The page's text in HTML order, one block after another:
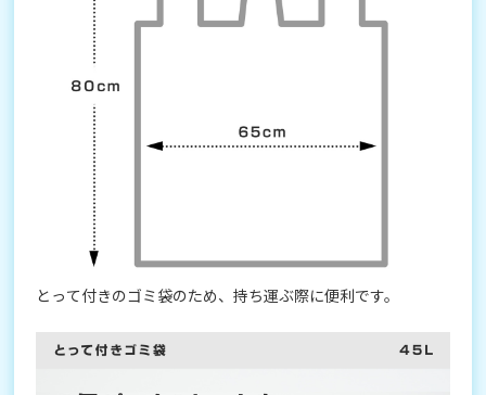
とって付きのゴミ袋のため、持ち運ぶ際に便利です。